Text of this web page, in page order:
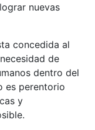
nuevas
concedida al
de
dentro del
es perentorio
y